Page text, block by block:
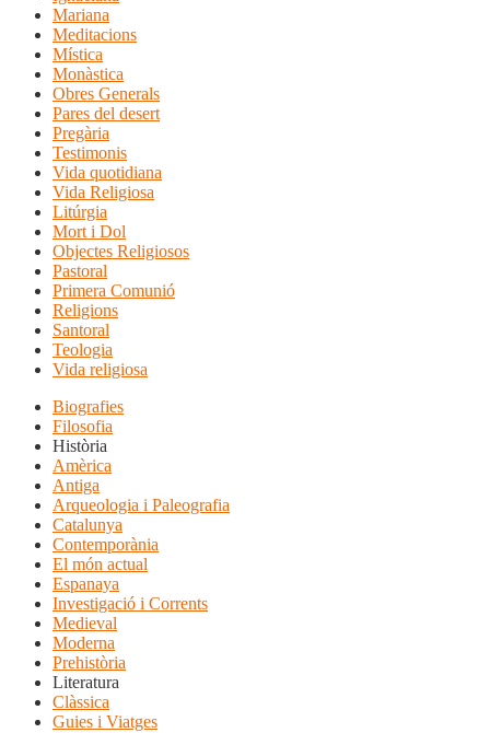
Mariana
Meditacions
Mística
Monàstica
Obres Generals
Pares del desert
Pregària
Testimonis
Vida quotidiana
Vida Religiosa
Litúrgia
Mort i Dol
Objectes Religiosos
Pastoral
Primera Comunió
Religions
Santoral
Teologia
Vida religiosa
Biografies
Filosofia
Història
Amèrica
Antiga
Arqueologia i Paleografia
Catalunya
Contemporània
El món actual
Espanaya
Investigació i Corrents
Medieval
Moderna
Prehistòria
Literatura
Clàssica
Guies i Viatges